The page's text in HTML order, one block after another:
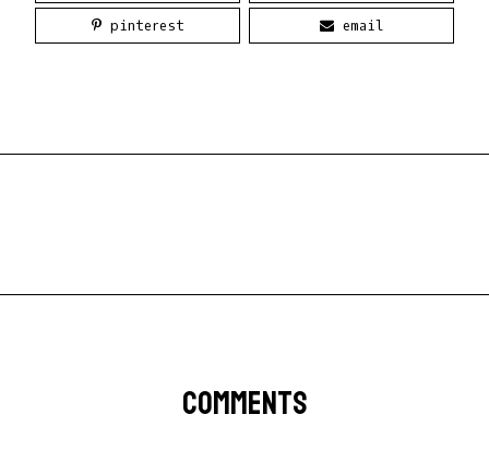
pinterest email
COMMENTS